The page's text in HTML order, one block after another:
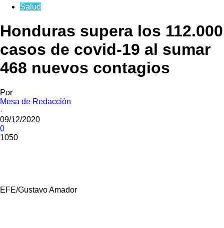
Salud
Honduras supera los 112.000
casos de covid-19 al sumar
468 nuevos contagios
Por
Mesa de Redacciòn
-
09/12/2020
0
1050
EFE/Gustavo Amador